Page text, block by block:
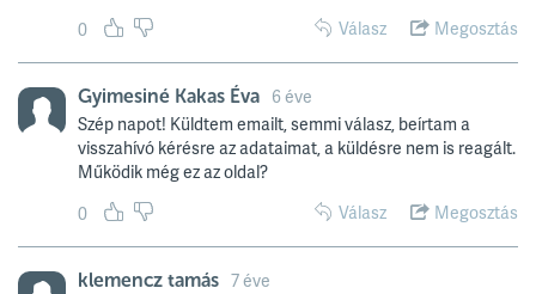
0
Válasz Megosztás
Gyimesiné Kakas Éva 6 éve
Szép napot! Küldtem emailt, semmi válasz, beírtam a
visszahívó kérésre az adataimat, a küldésre nem is reagált.
Működik még ez az oldal?
0
Válasz Megosztás
klemencz tamás 7 éve